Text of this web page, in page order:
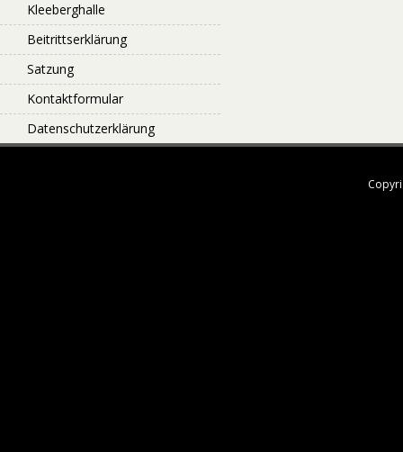
Kleeberghalle
Beitrittserklärung
Satzung
Kontaktformular
Datenschutzerklärung